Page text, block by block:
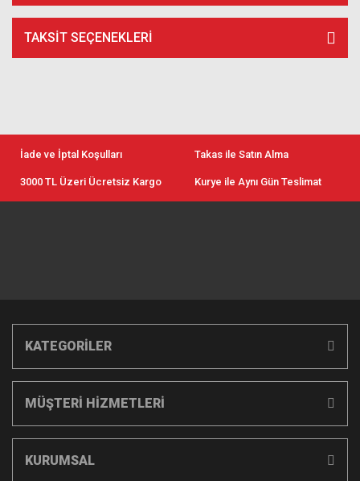
TAKSIT SEÇENEKLERI
İade ve İptal Koşulları Takas ile Satın Alma
3000 TL Üzeri Ücretsiz Kargo Kurye ile Aynı Gün Teslimat
KATEGORİLER
MÜŞTERİ HİZMETLERİ
KURUMSAL